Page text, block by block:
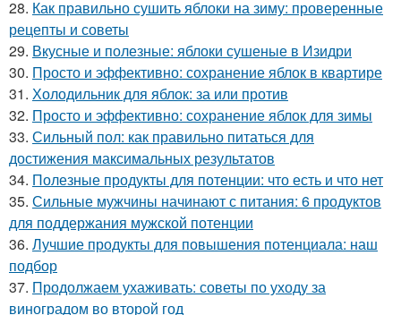
28. Как правильно сушить яблоки на зиму: проверенные
рецепты и советы
29. Вкусные и полезные: яблоки сушеные в Изидри
30. Просто и эффективно: сохранение яблок в квартире
31. Холодильник для яблок: за или против
32. Просто и эффективно: сохранение яблок для зимы
33. Сильный пол: как правильно питаться для
достижения максимальных результатов
34. Полезные продукты для потенции: что есть и что нет
35. Сильные мужчины начинают с питания: 6 продуктов
для поддержания мужской потенции
36. Лучшие продукты для повышения потенциала: наш
подбор
37. Продолжаем ухаживать: советы по уходу за
виноградом во второй год